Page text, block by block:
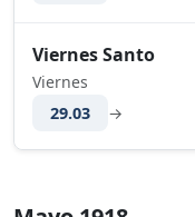
Viernes Santo
Viernes
29.03
→